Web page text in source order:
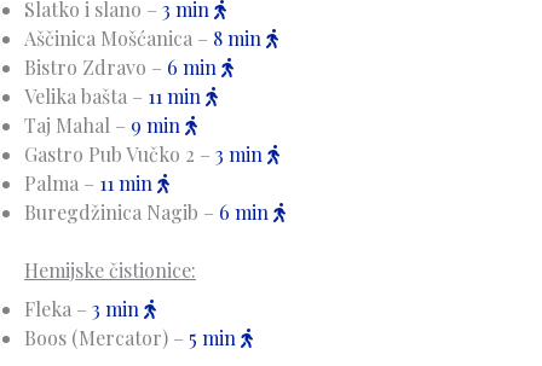
Slatko i slano – 3 min
Aščinica Mošćanica – 8 min
Bistro Zdravo – 6 min
Velika bašta – 11 min
Taj Mahal – 9 min
Gastro Pub Vučko 2 – 3 min
Palma – 11 min
Buregdžinica Nagib – 6 min
Hemijske čistionice:
Fleka – 3 min
Boos (Mercator) – 5 min